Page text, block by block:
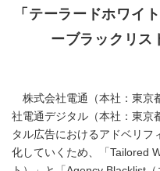
「テーラードホワイ
ーブラックリス
株式会社電通（本社：東京
社電通デジタル（本社：東京
タル広告におけるアドベリフ
化していくため、「Tailored